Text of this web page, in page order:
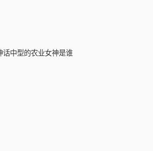
话中型的农业女神是谁